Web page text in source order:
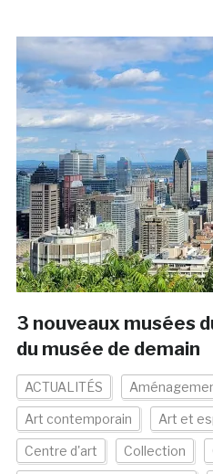
3 nouveaux musées
du musée de demain
ACTUALITÉS
Art contemporain Art et
Centre d'art Collection